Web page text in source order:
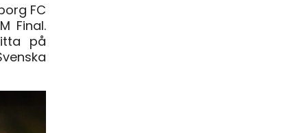
FC
Final.
på